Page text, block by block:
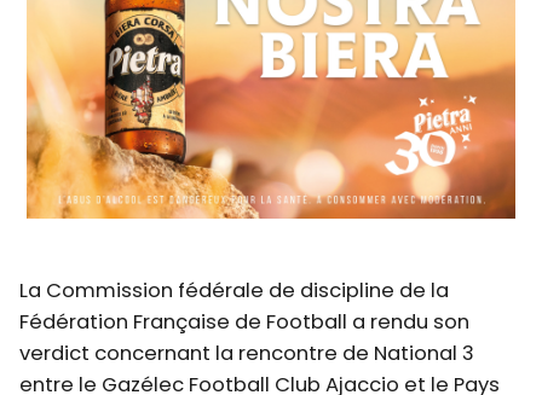
La Commission fédérale de discipline de la
Fédération Française de Football a rendu son
verdict concernant la rencontre de National 3
entre le Gazélec Football Club Ajaccio et le Pays